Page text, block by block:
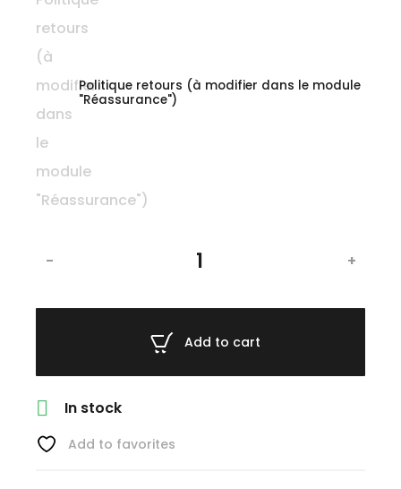
Politique retours (à modifier dans le module
"Réassurance")
- +
Add to cart
 In stock
Add to favorites